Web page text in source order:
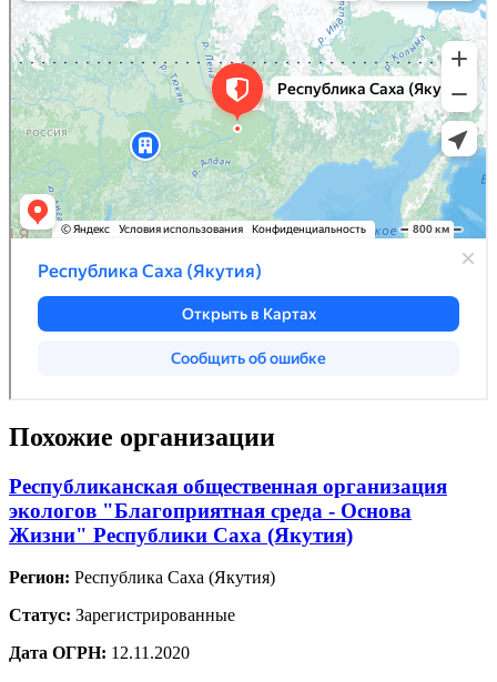
Похожие организации
Республиканская общественная организация
экологов "Благоприятная среда - Основа
Жизни" Республики Саха (Якутия)
Регион: Республика Саха (Якутия)
Статус: Зарегистрированные
Дата ОГРН: 12.11.2020